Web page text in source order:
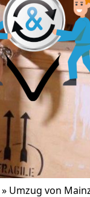
» Umzug von